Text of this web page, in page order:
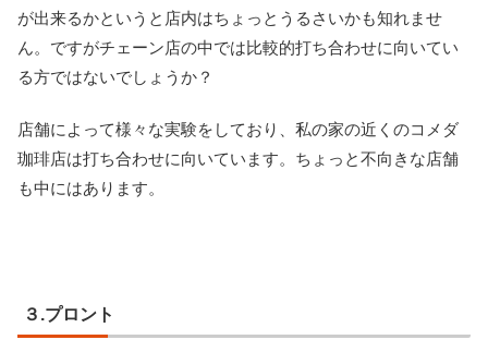
が出来るかというと店内はちょっとうるさいかも知れませ
ん。ですがチェーン店の中では比較的打ち合わせに向いてい
る方ではないでしょうか？
店舗によって様々な実験をしており、私の家の近くのコメダ
珈琲店は打ち合わせに向いています。ちょっと不向きな店舗
も中にはあります。
３.プロント